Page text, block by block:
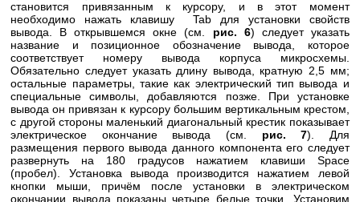
становится привязанным к курсору, и в этот момент
необходимо нажать клавишу Tab для установки свойств
вывода. В открывшемся окне (см. рис. 6) следует указать
название и позиционное обозначение вывода, которое
соответствует номеру вывода корпуса микросхемы.
Обязательно следует указать длину вывода, кратную 2,5 мм;
остальные параметры, такие как электрический тип вывода и
специальные символы, добавляются позже. При установке
вывода он привязан к курсору большим вертикальным крестом,
с другой стороны маленький диагональный крестик показывает
электрическое окончание вывода (см. рис. 7). Для
размещения первого вывода данного компонента его следует
развернуть на 180 градусов нажатием клавиши Space
(пробел). Установка вывода производится нажатием левой
кнопки мыши, причём после установки в электрическом
окончании вывода показаны четыре белые точки. Установим